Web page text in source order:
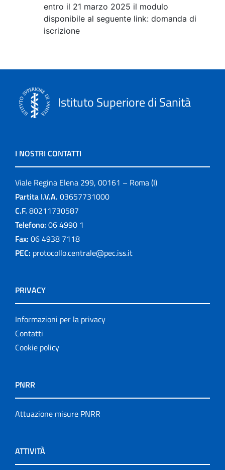
entro il 21 marzo 2025 il modulo
disponibile al seguente link: domanda di
iscrizione
Istituto Superiore di Sanità
I NOSTRI CONTATTI
Viale Regina Elena 299, 00161 – Roma (I)
Partita I.V.A. 03657731000
C.F. 80211730587
Telefono: 06 4990 1
Fax: 06 4938 7118
PEC: protocollo.centrale@pec.iss.it
PRIVACY
Informazioni per la privacy
Contatti
Cookie policy
PNRR
Attuazione misure PNRR
ATTIVITÀ